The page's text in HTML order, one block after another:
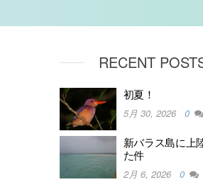
RECENT
初夏！
5月 30, 2026 0
新バラス島に上
た件
2月 6, 2026 0